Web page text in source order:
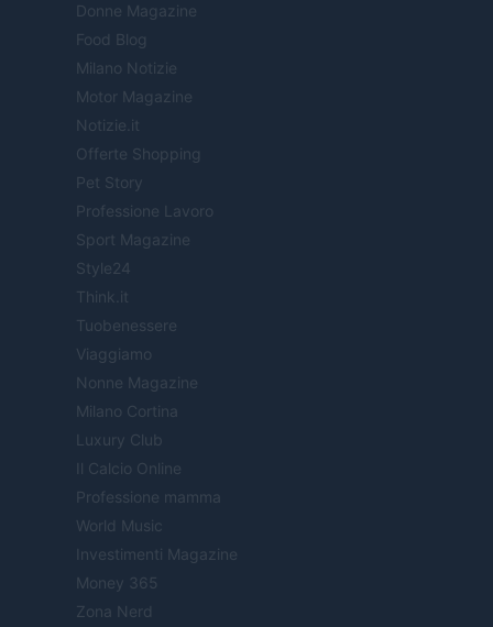
Donne Magazine
Food Blog
Milano Notizie
Motor Magazine
Notizie.it
Offerte Shopping
Pet Story
Professione Lavoro
Sport Magazine
Style24
Think.it
Tuobenessere
Viaggiamo
Nonne Magazine
Milano Cortina
Luxury Club
Il Calcio Online
Professione mamma
World Music
Investimenti Magazine
Money 365
Zona Nerd